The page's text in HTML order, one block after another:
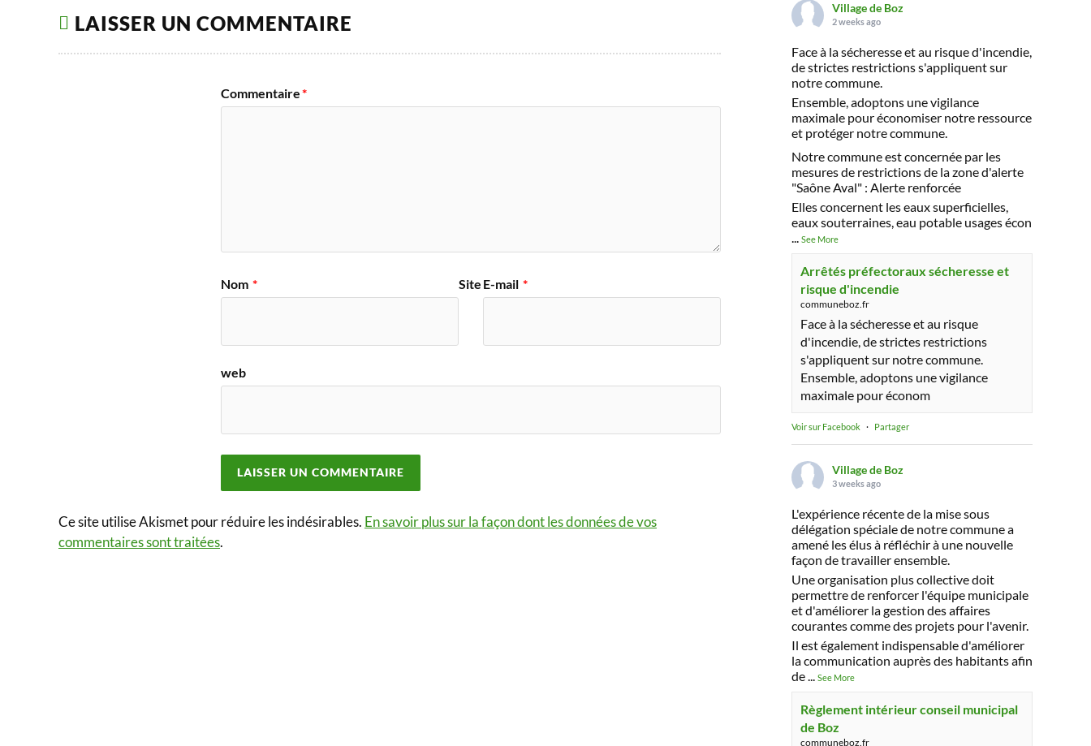
LAISSER UN COMMENTAIRE
Commentaire*
Nom * E-mail *
Site
web
Ce site utilise Akismet pour réduire les indésirables. En savoir plus sur la façon dont les données de vos
commentaires sont traitées.
Village de Boz
2 weeks ago
Face à la sécheresse et au risque d'incendie,
de strictes restrictions s'appliquent sur
notre commune.
Ensemble, adoptons une vigilance
maximale pour économiser notre ressource
et protéger notre commune.
Notre commune est concernée par les
mesures de restrictions de la zone d'alerte
"Saône Aval" : Alerte renforcée
Elles concernent les eaux superficielles,
eaux souterraines, eau potable usages écon
... See More
Arrêtés préfectoraux sécheresse et
risque d'incendie
communeboz.fr
Face à la sécheresse et au risque
d'incendie, de strictes restrictions
s'appliquent sur notre commune.
Ensemble, adoptons une vigilance
maximale pour économ
Voir sur Facebook · Partager
Village de Boz
3 weeks ago
L'expérience récente de la mise sous
délégation spéciale de notre commune a
amené les élus à réfléchir à une nouvelle
façon de travailler ensemble.
Une organisation plus collective doit
permettre de renforcer l'équipe municipale
et d'améliorer la gestion des affaires
courantes comme des projets pour l'avenir.
Il est également indispensable d'améliorer
la communication auprès des habitants afin
de... See More
Règlement intérieur conseil municipal
de Boz
communeboz.fr